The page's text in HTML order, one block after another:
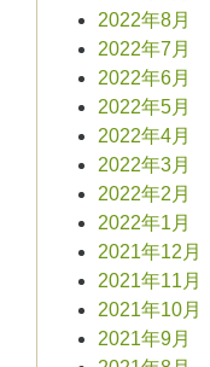
2022年8月
2022年7月
2022年6月
2022年5月
2022年4月
2022年3月
2022年2月
2022年1月
2021年12月
2021年11月
2021年10月
2021年9月